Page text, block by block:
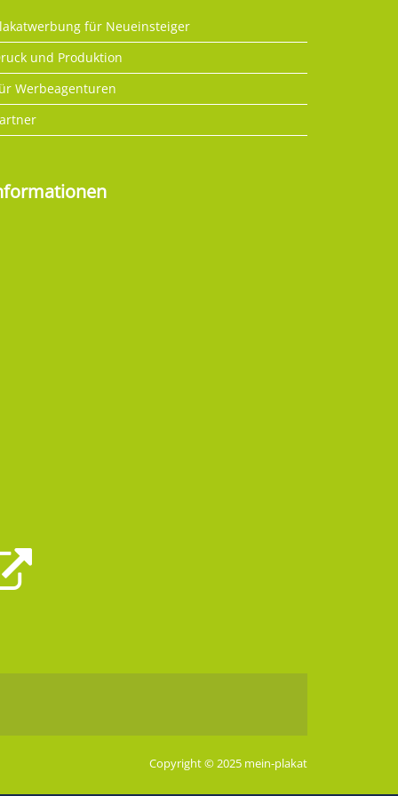
für Neueinsteiger
und Produktion
Werbeagenturen
Copyright © 2025 mein-plakat